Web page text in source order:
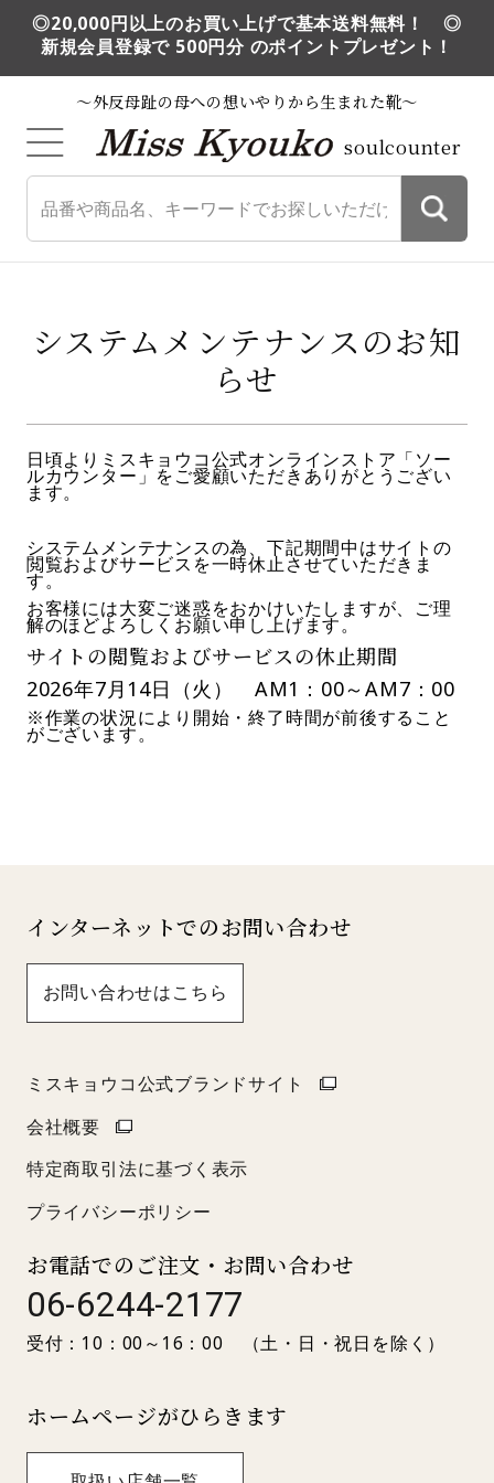
◎20,000円以上のお買い上げで基本送料無料！ ◎
新規会員登録で 500円分 のポイントプレゼント！
～外反母趾の母への想いやりから生まれた靴～
soulcounter
システムメンテナンスのお知
らせ
日頃よりミスキョウコ公式オンラインストア「ソー
ルカウンター」をご愛顧いただきありがとうござい
ます。
システムメンテナンスの為、下記期間中はサイトの
閲覧およびサービスを一時休止させていただきま
す。
お客様には大変ご迷惑をおかけいたしますが、ご理
解のほどよろしくお願い申し上げます。
サイトの閲覧およびサービスの休止期間
2026年7月14日（火） AM1：00～AM7：00
※作業の状況により開始・終了時間が前後すること
がございます。
インターネットでのお問い合わせ
お問い合わせはこちら
ミスキョウコ公式ブランドサイト
会社概要
特定商取引法に基づく表示
プライバシーポリシー
お電話でのご注文・お問い合わせ
06-6244-2177
受付：10：00～16：00 （土・日・祝日を除く）
ホームページがひらきます